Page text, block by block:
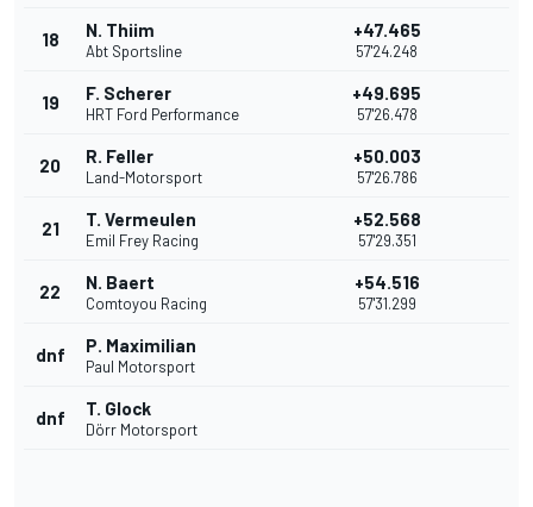
18 N. Thiim
Abt Sportsline
+47.465
57'24.248
19 F. Scherer
HRT Ford Performance
+49.695
57'26.478
20 R. Feller
Land-Motorsport
+50.003
57'26.786
21 T. Vermeulen
Emil Frey Racing
+52.568
57'29.351
22 N. Baert
Comtoyou Racing
+54.516
57'31.299
dnf P. Maximilian
Paul Motorsport
dnf T. Glock
Dörr Motorsport